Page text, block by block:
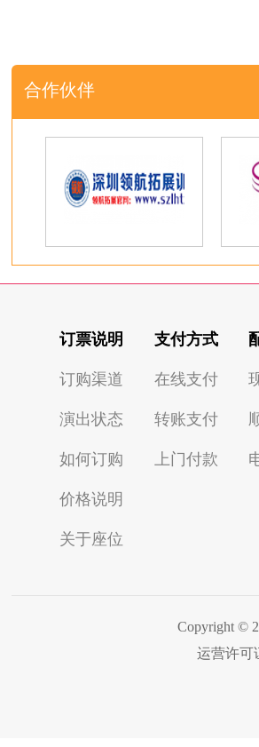
合作伙伴
订票说明
订购渠道
演出状态
如何订购
价格说明
关于座位
支付方式
在线支付
转账支付
上门付款
Copyright ©
运营许可